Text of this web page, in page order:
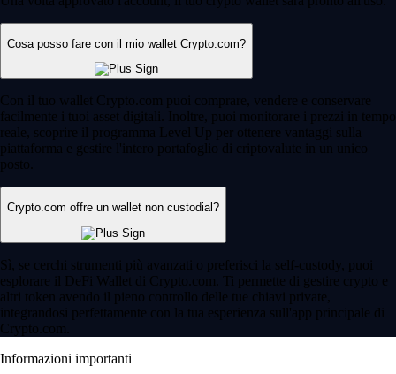
Cosa posso fare con il mio wallet Crypto.com?
Con il tuo wallet Crypto.com puoi comprare, vendere e conservare
facilmente i tuoi asset digitali. Inoltre, puoi monitorare i prezzi in tempo
reale, scoprire il programma Level Up per ottenere vantaggi sulla
piattaforma e gestire l'intero portafoglio di criptovalute in un unico
posto.
Crypto.com offre un wallet non custodial?
Sì, se cerchi strumenti più avanzati o preferisci la self-custody, puoi
esplorare il DeFi Wallet di Crypto.com. Ti permette di gestire crypto e
altri token avendo il pieno controllo delle tue chiavi private,
integrandosi perfettamente con la tua esperienza sull'app principale di
Crypto.com.
Informazioni importanti